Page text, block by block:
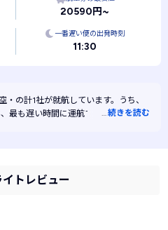
20590円~
一番遅い便の出発時刻
11:30
・ の計1社が就航しています。うち、
最も遅い時間に運航するのは11:30で
…続きを読む
トレビュー